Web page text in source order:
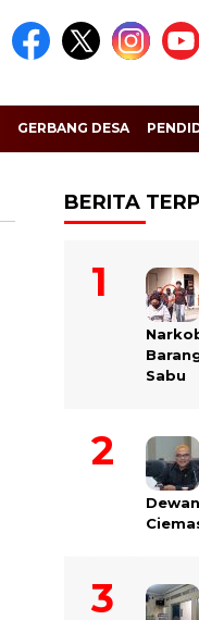
GERBANG DESA
BERITA
Sabu